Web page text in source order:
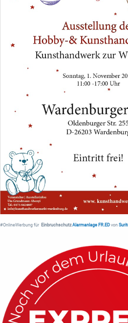
#OnlineWerbung für Einbruchschutz Alarmanlage FR.ED von